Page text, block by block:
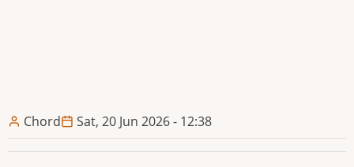
Chord Sat, 20 Jun 2026 - 12:38